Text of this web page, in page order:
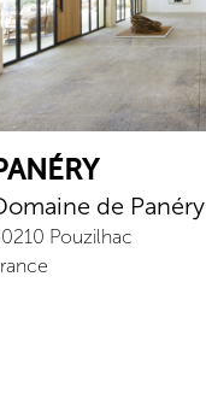
de Panéry
Pouzilhac